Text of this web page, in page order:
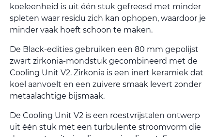
koeleenheid is uit één stuk gefreesd met minder
spleten waar residu zich kan ophopen, waardoor je
minder vaak hoeft schoon te maken.
De Black-edities gebruiken een 80 mm gepolijst
zwart zirkonia-mondstuk gecombineerd met de
Cooling Unit V2. Zirkonia is een inert keramiek dat
koel aanvoelt en een zuivere smaak levert zonder
metaalachtige bijsmaak.
De Cooling Unit V2 is een roestvrijstalen ontwerp
uit één stuk met een turbulente stroomvorm die